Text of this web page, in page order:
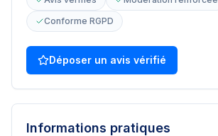
Conforme RGPD
Déposer un avis vérifié
Informations pratiques